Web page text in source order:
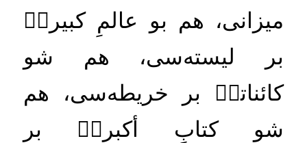
ميزانى، هم بو عالمِ كبيركۡ
بر
ليستهسى، هم
شو
كائناتكۡ
بر خريطهسى،
هم
شو
كتابِ أكبركۡ
بر